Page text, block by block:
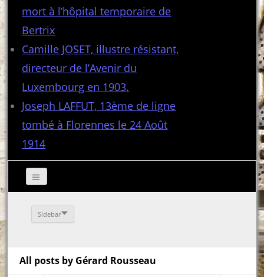
mort à l’hôpital temporaire de
Bertrix
Camille JOSET, illustre résistant,
directeur de l’Avenir du
Luxembourg en 1903.
Joseph LAFFUT, 13ème de ligne
tombé à Florennes le 24 Août
1914
Sidebar
All posts by Gérard Rousseau